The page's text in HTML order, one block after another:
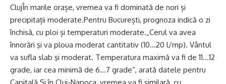
ClujÎn marile orașe, vremea va fi dominată de nori și
precipitații moderate.Pentru București, prognoza indică o zi
închisă, cu ploi și temperaturi moderate.„Cerul va avea
înnorări şi va ploua moderat cantitativ (10…20 l/mp). Vântul
va sufla slab şi moderat. Temperatura maximă va fi de 11…12
grade, iar cea minimă de 6…7 grade”, arată datele pentru